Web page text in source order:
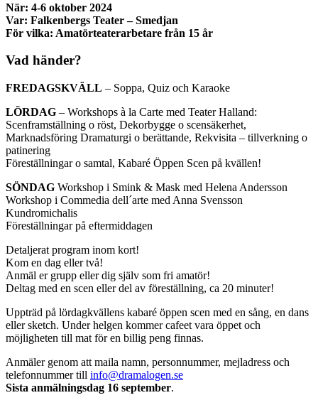
När: 4-6 oktober 2024
Var: Falkenbergs Teater – Smedjan
För vilka: Amatörteaterarbetare från 15 år
Vad händer?
FREDAGSKVÄLL – Soppa, Quiz och Karaoke
LÖRDAG – Workshops à la Carte med Teater Halland:
Scenframställning o röst, Dekorbygge o scensäkerhet,
Marknadsföring Dramaturgi o berättande, Rekvisita – tillverkning o
patinering
Föreställningar o samtal, Kabaré Öppen Scen på kvällen!
SÖNDAG Workshop i Smink & Mask med Helena Andersson
Workshop i Commedia dell´arte med Anna Svensson
Kundromichalis
Föreställningar på eftermiddagen
Detaljerat program inom kort!
Kom en dag eller två!
Anmäl er grupp eller dig själv som fri amatör!
Deltag med en scen eller del av föreställning, ca 20 minuter!
Uppträd på lördagkvällens kabaré öppen scen med en sång, en dans
eller sketch. Under helgen kommer cafeet vara öppet och
möjligheten till mat för en billig peng finnas.
Anmäler genom att maila namn, personnummer, mejladress och
telefonnummer till info@dramalogen.se
Sista anmälningsdag 16 september.